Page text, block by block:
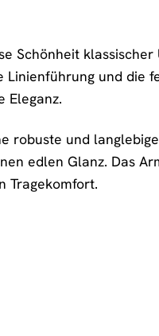
Schönheit
und die
Eleganz.
robuste und
edlen Glanz. Das
Tragekomfort.